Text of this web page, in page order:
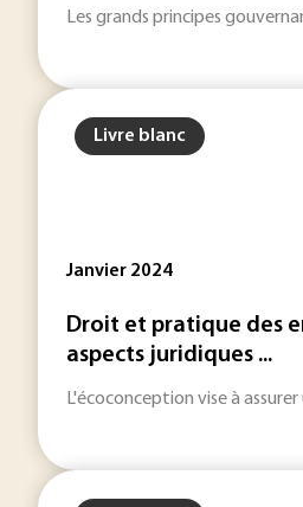
Les grands principes
Livre blanc
Janvier 2024
Droit et pratique des
aspects juridiques ...
L'écoconception vise à